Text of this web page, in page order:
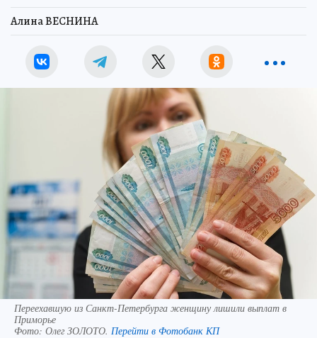
Алина ВЕСНИНА
Переехавшую из Санкт-Петербурга женщину лишили выплат в
Приморье
Фото: Олег ЗОЛОТО. Перейти в Фотобанк КП